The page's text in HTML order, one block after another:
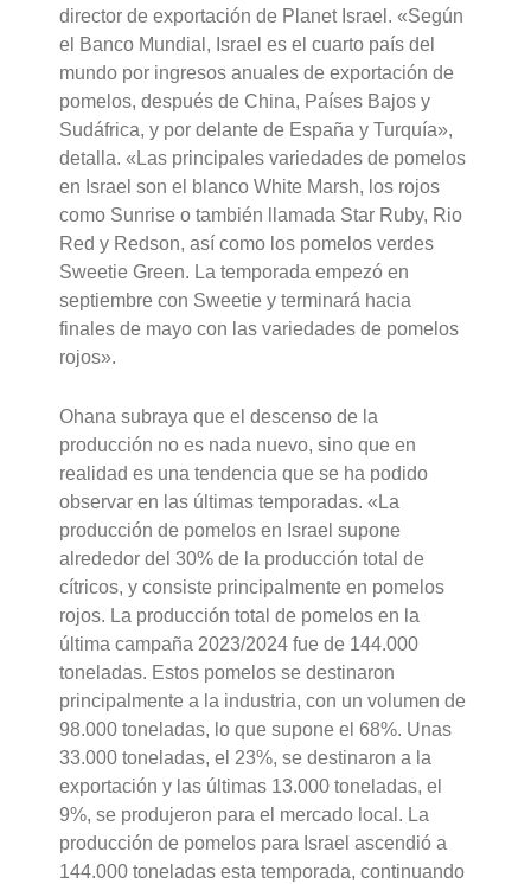
director de exportación de Planet Israel. «Según
el Banco Mundial, Israel es el cuarto país del
mundo por ingresos anuales de exportación de
pomelos, después de China, Países Bajos y
Sudáfrica, y por delante de España y Turquía»,
detalla. «Las principales variedades de pomelos
en Israel son el blanco White Marsh, los rojos
como Sunrise o también llamada Star Ruby, Rio
Red y Redson, así como los pomelos verdes
Sweetie Green. La temporada empezó en
septiembre con Sweetie y terminará hacia
finales de mayo con las variedades de pomelos
rojos».
Ohana subraya que el descenso de la
producción no es nada nuevo, sino que en
realidad es una tendencia que se ha podido
observar en las últimas temporadas. «La
producción de pomelos en Israel supone
alrededor del 30% de la producción total de
cítricos, y consiste principalmente en pomelos
rojos. La producción total de pomelos en la
última campaña 2023/2024 fue de 144.000
toneladas. Estos pomelos se destinaron
principalmente a la industria, con un volumen de
98.000 toneladas, lo que supone el 68%. Unas
33.000 toneladas, el 23%, se destinaron a la
exportación y las últimas 13.000 toneladas, el
9%, se produjeron para el mercado local. La
producción de pomelos para Israel ascendió a
144.000 toneladas esta temporada, continuando